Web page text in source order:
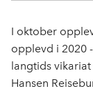
I oktober
opplevd i 2020
langtids vikariat
Hansen